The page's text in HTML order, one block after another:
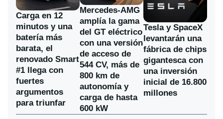
Carga en 12
minutos y una
batería más
barata, el
renovado Smart
#1 llega con
fuertes
argumentos
para triunfar
Mercedes-AMG
amplía la gama
del GT eléctrico
con una versión
de acceso de
544 CV, más de
800 km de
autonomía y
carga de hasta
600 kW
Tesla y SpaceX
levantarán una
fábrica de chips
gigantesca con
una inversión
inicial de 16.800
millones